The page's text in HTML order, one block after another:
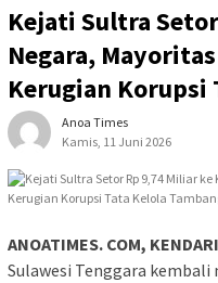
Kejati Sultra
Negara,
Kerugian Korupsi
Anoa Times
Kamis, 11 Juni 2026
ANOATIMES. COM, KENDARI
Sulawesi Tenggara